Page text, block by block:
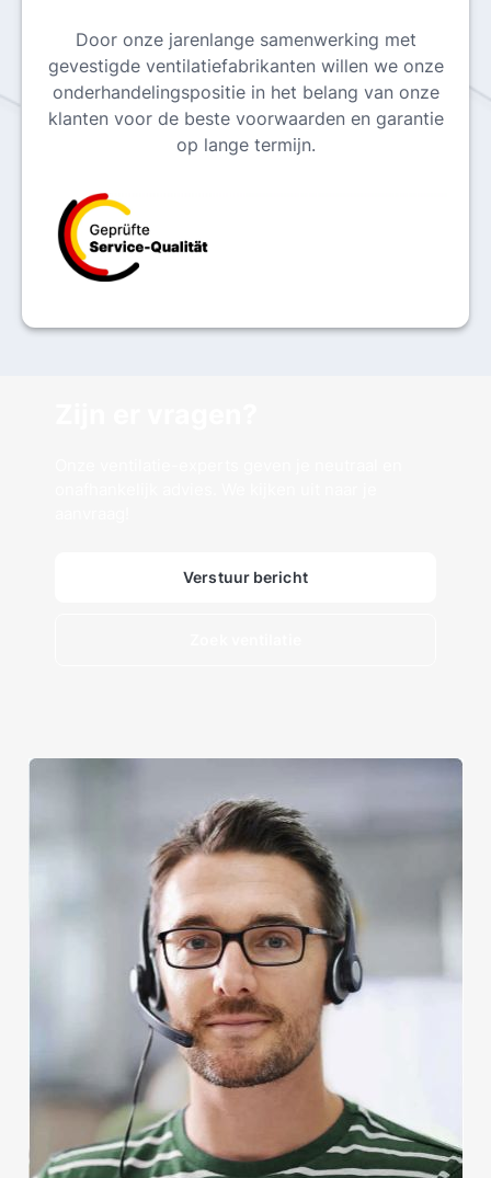
Door onze jarenlange samenwerking met
gevestigde ventilatiefabrikanten willen we onze
onderhandelingspositie in het belang van onze
klanten voor de beste voorwaarden en garantie
op lange termijn.
Verstuur bericht